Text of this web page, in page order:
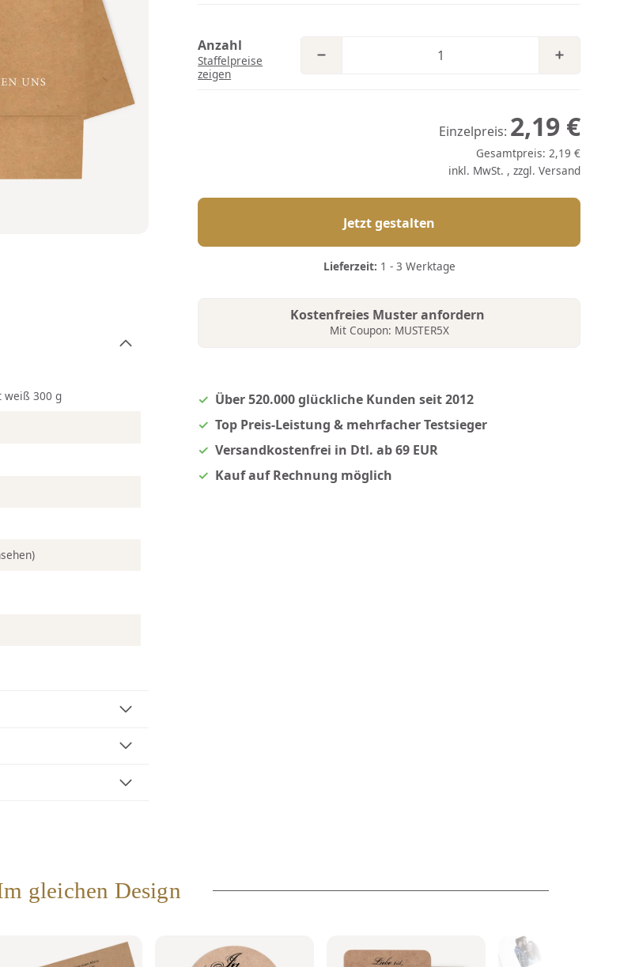
weiß 300 g
Anzahl
Staffelpreise
zeigen
Einzelpreis: 2,19 €
Gesamtpreis: 2,19 €
inkl. MwSt. , zzgl. Versand
Jetzt gestalten
Lieferzeit: 1 - 3 Werktage
Kostenfreies Muster anfordern
Mit Coupon: MUSTER5X
Über 520.000 glückliche Kunden seit 2012
Top Preis-Leistung & mehrfacher Testsieger
Versandkostenfrei in Dtl. ab 69 EUR
Kauf auf Rechnung möglich
gleichen Design